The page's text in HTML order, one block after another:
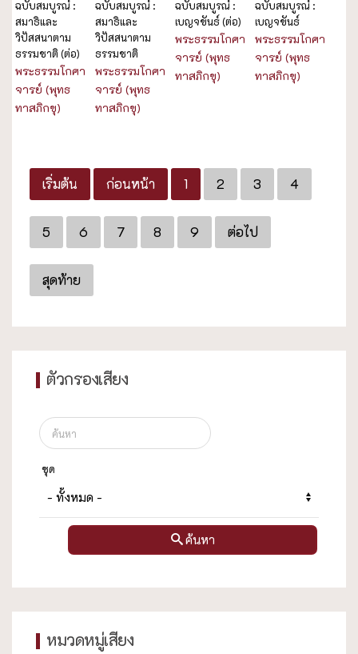
ฉบับสมบูรณ์ :
สมาธิและ
วิปัสสนาตาม
ธรรมชาติ (ต่อ)
พระธรรมโกศา
จารย์ (พุทธ
ทาสภิกขุ)
ฉบับสมบูรณ์ :
สมาธิและ
วิปัสสนาตาม
ธรรมชาติ
พระธรรมโกศา
จารย์ (พุทธ
ทาสภิกขุ)
ฉบับสมบูรณ์ :
เบญจขันธ์ (ต่อ)
พระธรรมโกศา
จารย์ (พุทธ
ทาสภิกขุ)
ฉบับสมบูรณ์ :
เบญจขันธ์
พระธรรมโกศา
จารย์ (พุทธ
ทาสภิกขุ)
เริ่มต้น ก่อนหน้า 1 2 3 4
5 6 7 8 9 ต่อไป
สุดท้าย
ตัวกรองเสียง
ชุด
ค้นหา
หมวดหมู่เสียง